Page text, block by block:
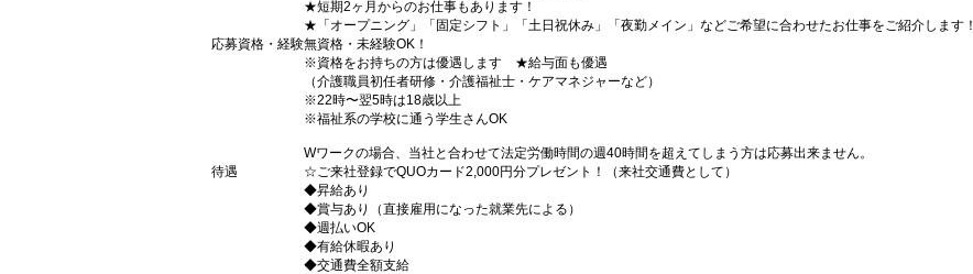
★短期2ヶ月からのお仕事もあります！
★「オープニング」「固定シフト」「土日祝休み」「夜勤メイン」などご希望に合わせたお仕事をご紹介します！
応募資格・経験無資格・未経験OK！
※資格をお持ちの方は優遇します ★給与面も優遇
（介護職員初任者研修・介護福祉士・ケアマネジャーなど）
※22時〜翌5時は18歳以上
※福祉系の学校に通う学生さんOK
Wワークの場合、当社と合わせて法定労働時間の週40時間を超えてしまう方は応募出来ません。
待遇
☆ご来社登録でQUOカード2,000円分プレゼント！（来社交通費として）
◆昇給あり
◆賞与あり（直接雇用になった就業先による）
◆週払いOK
◆有給休暇あり
◆交通費全額支給